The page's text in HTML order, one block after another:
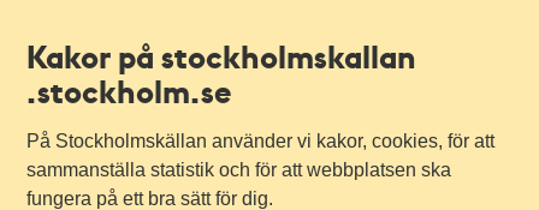
Kakor på stockholmskallan
.stockholm.se
På Stockholmskällan använder vi kakor, cookies, för att
sammanställa statistik och för att webbplatsen ska
fungera på ett bra sätt för dig.